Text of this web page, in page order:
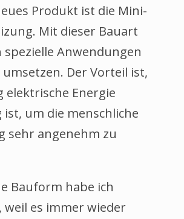
Produkt ist die Mini-
Mit dieser Bauart
spezielle Anwendungen
Der Vorteil ist,
elektrische Energie
um die menschliche
sehr angenehm zu
Bauform habe ich
weil es immer wieder